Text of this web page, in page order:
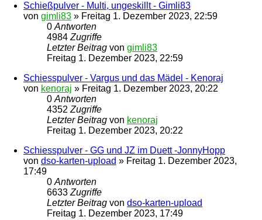
Schießpulver - Multi, ungeskillt - Gimli83
von gimli83 » Freitag 1. Dezember 2023, 22:59
0Antworten
4984Zugriffe
Letzter Beitrag von gimli83
Freitag 1. Dezember 2023, 22:59
Schiesspulver - Vargus und das Mädel - Kenoraj
von kenoraj » Freitag 1. Dezember 2023, 20:22
0Antworten
4352Zugriffe
Letzter Beitrag von kenoraj
Freitag 1. Dezember 2023, 20:22
Schiesspulver - GG und JZ im Duett -JonnyHopp
von dso-karten-upload » Freitag 1. Dezember 2023,
17:49
0Antworten
6633Zugriffe
Letzter Beitrag von dso-karten-upload
Freitag 1. Dezember 2023, 17:49